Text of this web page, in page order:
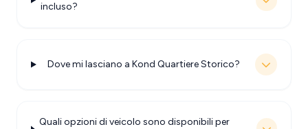
incluso?
Dove mi lasciano a Kond Quartiere Storico?
Quali opzioni di veicolo sono disponibili per